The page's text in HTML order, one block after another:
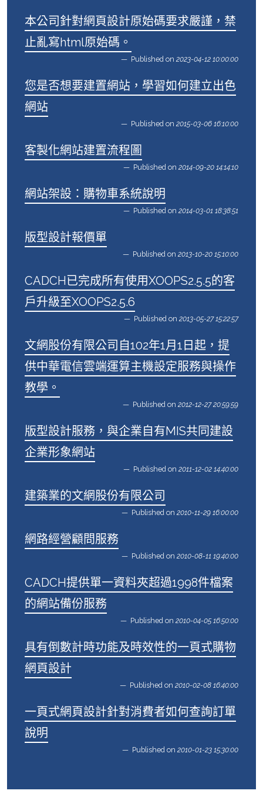
本公司針對網頁設計原始碼要求嚴謹，禁
止亂寫html原始碼。
Published on 2023-04-12 10:00:00
您是否想要建置網站，學習如何建立出色
網站
Published on 2015-03-06 16:10:00
客製化網站建置流程圖
Published on 2014-09-20 14:14:10
網站架設：購物車系統說明
Published on 2014-03-01 18:38:51
版型設計報價單
Published on 2013-10-20 15:10:00
CADCH已完成所有使用XOOPS2.5.5的客
戶升級至XOOPS2.5.6
Published on 2013-05-27 15:22:57
文網股份有限公司自102年1月1日起，提
供中華電信雲端運算主機設定服務與操作
教學。
Published on 2012-12-27 20:59:59
版型設計服務，與企業自有MIS共同建設
企業形象網站
Published on 2011-12-02 14:40:00
建築業的文網股份有限公司
Published on 2010-11-29 16:00:00
網路經營顧問服務
Published on 2010-08-11 19:40:00
CADCH提供單一資料夾超過1998件檔案
的網站備份服務
Published on 2010-04-05 16:50:00
具有倒數計時功能及時效性的一頁式購物
網頁設計
Published on 2010-02-08 16:40:00
一頁式網頁設計針對消費者如何查詢訂單
說明
Published on 2010-01-23 15:30:00